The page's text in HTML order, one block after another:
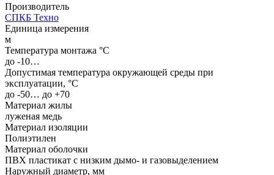
Производитель
СПКБ Техно
Единица измерения
м
Температура монтажа °C
до -10…
Допустимая температура окружающей среды при
эксплуатации, °C
до -50… до +70
Материал жилы
луженая медь
Материал изоляции
Полиэтилен
Материал оболочки
ПВХ пластикат с низким дымо- и газовыделением
Наружный диаметр, мм